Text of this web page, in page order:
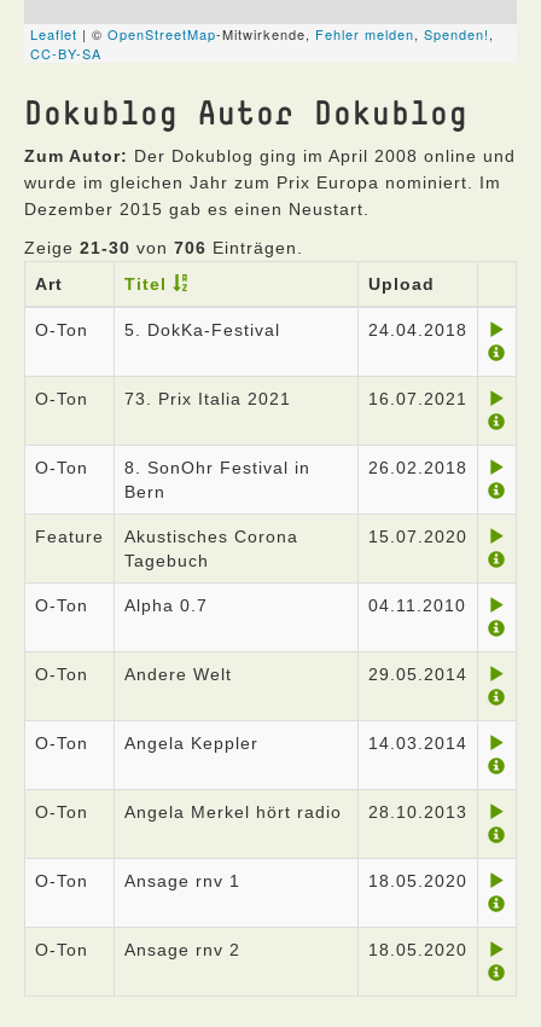
Dokublog Autor Dokublog
Zum Autor: Der Dokublog ging im April 2008 online und
wurde im gleichen Jahr zum Prix Europa nominiert. Im
Dezember 2015 gab es einen Neustart.
Zeige 21-30 von 706 Einträgen.
Art
Titel Upload
O-Ton 5. DokKa-Festival 24.04.2018
O-Ton 73. Prix Italia 2021 16.07.2021
O-Ton
8. SonOhr Festival in
Bern
26.02.2018
Feature
Akustisches Corona
Tagebuch
15.07.2020
O-Ton Alpha 0.7 04.11.2010
O-Ton Andere Welt 29.05.2014
O-Ton Angela Keppler 14.03.2014
O-Ton Angela Merkel hört radio 28.10.2013
O-Ton Ansage rnv 1 18.05.2020
O-Ton Ansage rnv 2 18.05.2020